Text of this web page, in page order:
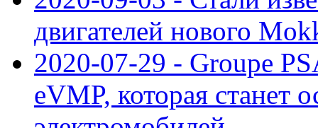
двигателей нового
2020-07-29 - Groupe
eVMP, которая станет